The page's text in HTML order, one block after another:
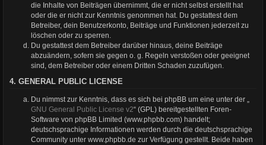
die Inhalte von Beiträgen übernimmt, die er nicht selbst erstellt hat
oder die er nicht zur Kenntnis genommen hat. Du gestattest dem
Betreiber, dein Benutzerkonto, Beiträge und Funktionen jederzeit zu
löschen oder zu sperren.
Du gestattest dem Betreiber darüber hinaus, deine Beiträge
abzuändern, sofern sie gegen o. g. Regeln verstoßen oder geeignet
sind, dem Betreiber oder einem Dritten Schaden zuzufügen.
4. GENERAL PUBLIC LICENSE
Du nimmst zur Kenntnis, dass es sich bei phpBB um eine unter der „
GNU General Public License v2“ (GPL) bereitgestellten Foren-
Software von phpBB Limited (www.phpbb.com) handelt;
deutschsprachige Informationen werden durch die deutschsprachige
Community unter www.phpbb.de zur Verfügung gestellt. Beide haben